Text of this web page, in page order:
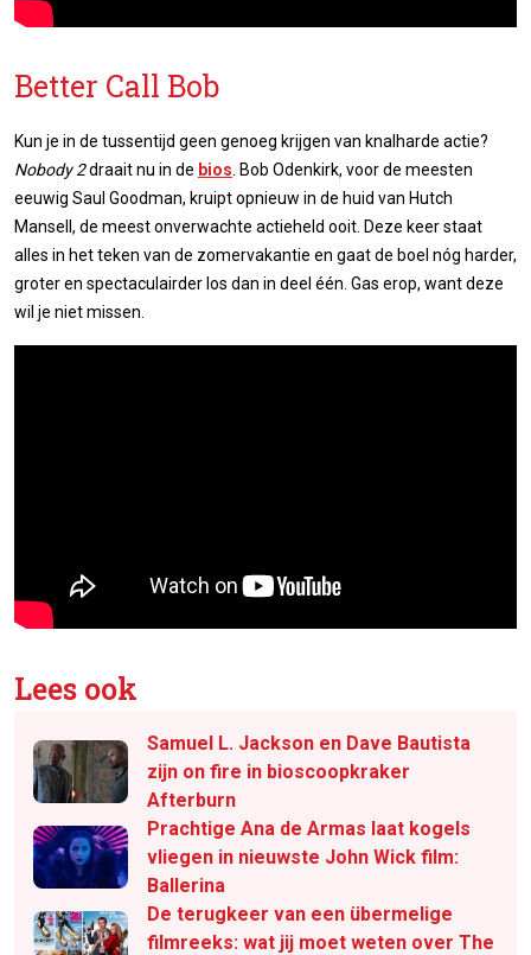
Better Call Bob
Kun je in de tussentijd geen genoeg krijgen van knalharde actie?
Nobody 2draait nu in de bios. Bob Odenkirk, voor de meesten
eeuwig Saul Goodman, kruipt opnieuw in de huid van Hutch
Mansell, de meest onverwachte actieheld ooit. Deze keer staat
alles in het teken van de zomervakantie en gaat de boel nóg harder,
groter en spectaculairder los dan in deel één. Gas erop, want deze
wil je niet missen.
Lees ook
Samuel L. Jackson en Dave Bautista
zijn on fire in bioscoopkraker
Afterburn
Prachtige Ana de Armas laat kogels
vliegen in nieuwste John Wick film:
Ballerina
De terugkeer van een übermelige
filmreeks: wat jij moet weten over The